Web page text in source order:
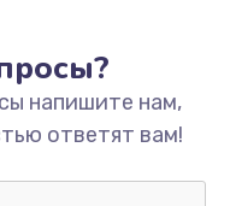
напишите нам,
ответят вам!